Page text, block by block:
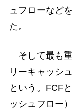
ュフローなど
た。
そして最も
リーキャッシ
という。FCF
ッシュフロー